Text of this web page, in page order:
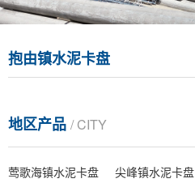
抱由镇水泥卡盘
地区产品 / CITY
莺歌海镇水泥卡盘 尖峰镇水泥卡盘